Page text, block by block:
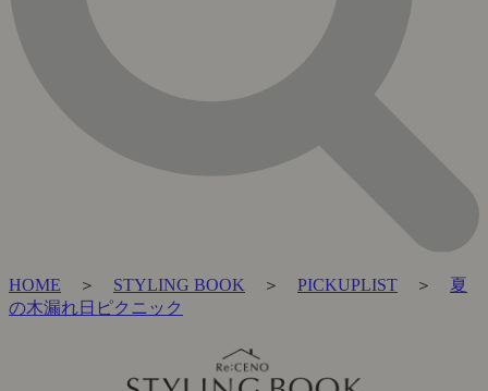
HOME ＞ STYLING BOOK ＞ PICKUPLIST ＞ 夏
の木漏れ日ピクニック